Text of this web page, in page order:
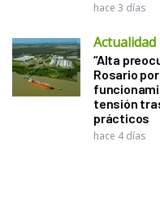
hace 3 días
Actualidad
“Alta
Rosario
tensión
prácticos
hace 4 días